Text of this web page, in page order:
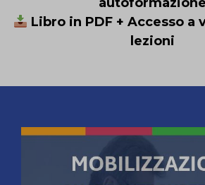
Libro in PDF + Accesso a
lezioni